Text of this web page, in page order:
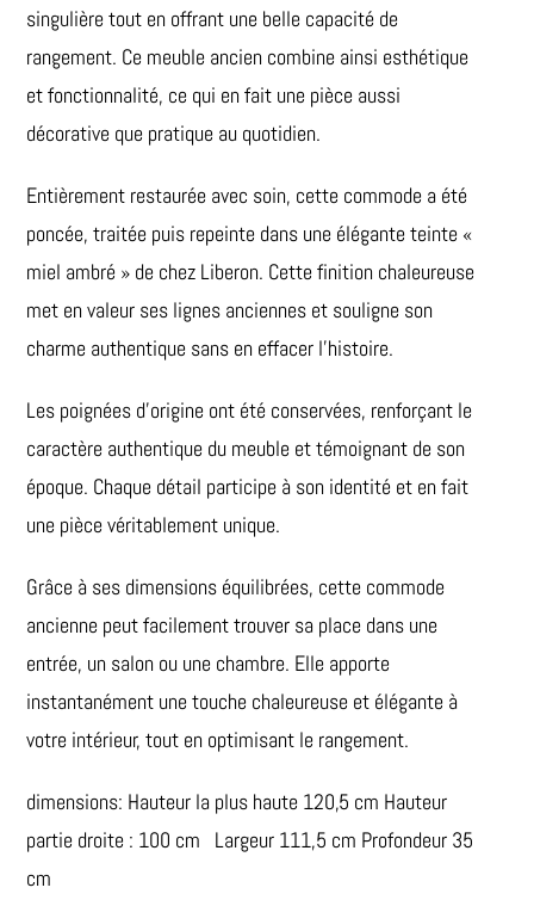
singulière tout en offrant une belle capacité de
rangement. Ce meuble ancien combine ainsi esthétique
et fonctionnalité, ce qui en fait une pièce aussi
décorative que pratique au quotidien.
Entièrement restaurée avec soin, cette commode a été
poncée, traitée puis repeinte dans une élégante teinte «
miel ambré » de chez Liberon. Cette finition chaleureuse
met en valeur ses lignes anciennes et souligne son
charme authentique sans en effacer l’histoire.
Les poignées d’origine ont été conservées, renforçant le
caractère authentique du meuble et témoignant de son
époque. Chaque détail participe à son identité et en fait
une pièce véritablement unique.
Grâce à ses dimensions équilibrées, cette commode
ancienne peut facilement trouver sa place dans une
entrée, un salon ou une chambre. Elle apporte
instantanément une touche chaleureuse et élégante à
votre intérieur, tout en optimisant le rangement.
dimensions: Hauteur la plus haute 120,5 cm Hauteur
partie droite : 100 cm Largeur 111,5 cm Profondeur 35
cm